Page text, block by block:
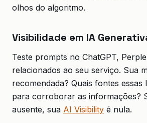
olhos do algoritmo.
Visibilidade em IA
Teste prompts no ChatGPT,
relacionados ao seu serviço. Sua
recomendada? Quais fontes essas
para corroborar as informações?
ausente, sua AI Visibility é nula.